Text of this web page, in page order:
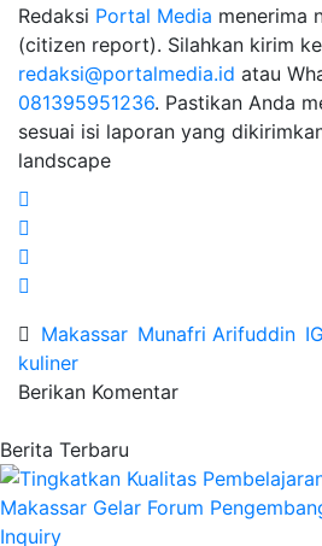
Redaksi Portal Media menerima
(citizen report). Silahkan kirim
redaksi@portalmedia.id atau
081395951236. Pastikan Anda
sesuai isi laporan yang
landscape
Makassar Munafri Arifuddin
kuliner
Berikan Komentar
Berita Terbaru